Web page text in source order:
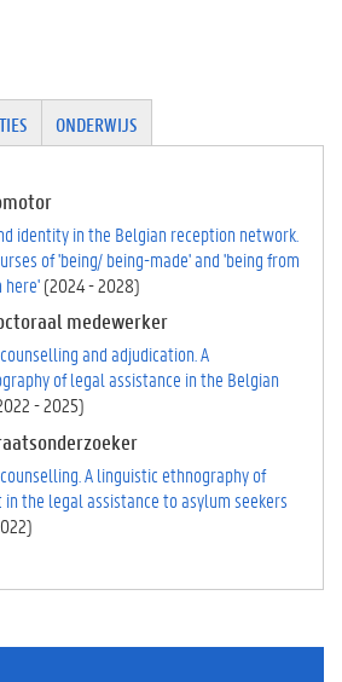
ONDERWIJS
identity in the Belgian reception network.
of 'being/ being-made' and 'being from
here'(2024-2028)
medewerker
and adjudication. A
of legal assistance in the Belgian
-2025)
A linguistic ethnography of
the legal assistance to asylum seekers
)